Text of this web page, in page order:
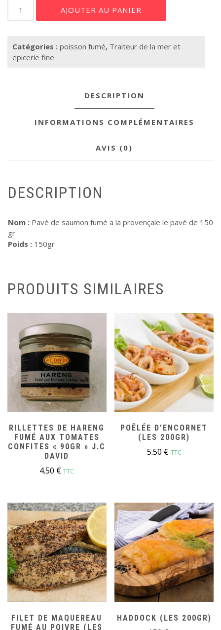
saumon
fumé
AJOUTER AU PANIER
Catégories : poisson fumé, Traiteur de la mer et
epicerie fine
DESCRIPTION
INFORMATIONS COMPLÉMENTAIRES
AVIS (0)
DESCRIPTION
Nom : Pavé de saumon fumé a la provençale le pavé de 150
gr
Poids : 150gr
PRODUITS SIMILAIRES
RILLETTES DE HARENG
FUMÉ AUX TOMATES
CONFITES « 90GR » J.C
DAVID
4.50 € TTC
POÊLÉE D’ENCORNET
(LES 200GR)
5.50 € TTC
FILET DE MAQUEREAU
FUMÉ AU POIVRE (LES
HADDOCK (LES 200GR)